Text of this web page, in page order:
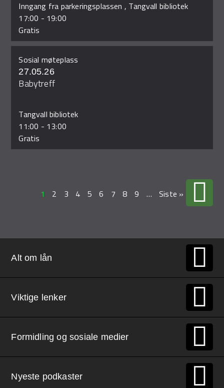
Inngang fra parkeringsplassen , Tangvall bibliotek
17:00 - 19:00
Gratis
Sosial møteplass
27.05.26
Babytreff
Tangvall bibliotek
11:00 - 13:00
Gratis
1 2 3 4 5 6 7 8 9 … Siste »
Alt om lån
Viktige lenker
Formidling og sosiale medier
Nyeste podkaster